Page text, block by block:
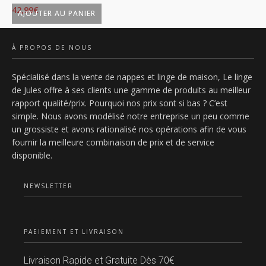
AJOUTER AU PANIER
42,99€
À PROPOS DE NOUS
Spécialisé dans la vente de nappes et linge de maison, Le linge
de Jules offre à ses clients une gamme de produits au meilleur
rapport qualité/prix. Pourquoi nos prix sont si bas ? C’est
simple. Nous avons modélisé notre entreprise un peu comme
un grossiste et avons rationalisé nos opérations afin de vous
fournir la meilleure combinaison de prix et de service
disponible.
NEWSLETTER
PAEIEMENT ET LIVRAISON
Livraison Rapide et Gratuite Dès 70€